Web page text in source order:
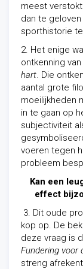
meest
dan te geloven
sporthistorie
2. Het enige
ontkenning
hart. Die
aantal grote
moeilijkheden
in te gaan op
subjectiviteit
voeren tegen
probleem
Kan een
effect
3. Dit oude
kop op. De
deze vraag is
Fundering voor
streng